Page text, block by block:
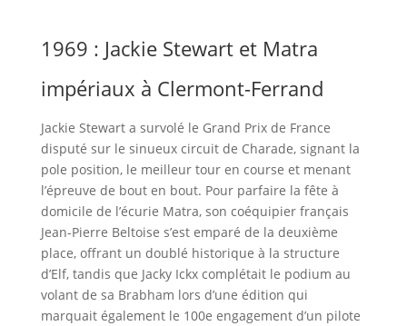
1969 : Jackie Stewart et Matra
impériaux à Clermont-Ferrand
Jackie Stewart a survolé le Grand Prix de France
disputé sur le sinueux circuit de Charade, signant la
pole position, le meilleur tour en course et menant
l’épreuve de bout en bout. Pour parfaire la fête à
domicile de l’écurie Matra, son coéquipier français
Jean-Pierre Beltoise s’est emparé de la deuxième
place, offrant un doublé historique à la structure
d’Elf, tandis que Jacky Ickx complétait le podium au
volant de sa Brabham lors d’une édition qui
marquait également le 100e engagement d’un pilote